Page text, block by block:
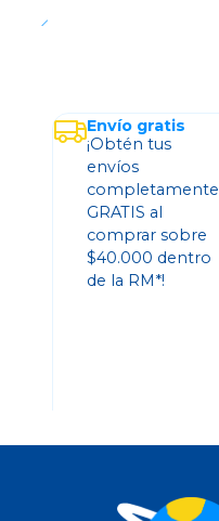
Envío gratis
¡Obtén tus
envíos
completamente
GRATIS al
comprar sobre
$40.000 dentro
de la RM*!